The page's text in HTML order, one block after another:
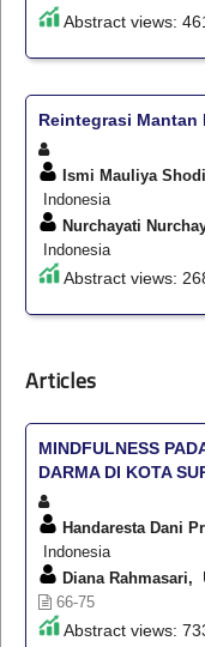
Abstract views:
Reintegrasi Mantan
Ismi Mauliya
Indonesia
Nurchayati
Indonesia
Abstract views:
Articles
MINDFULNESS
DARMA DI KOTA
Handaresta Dani
Indonesia
Diana Rahmasari,
66-75
Abstract views: 733